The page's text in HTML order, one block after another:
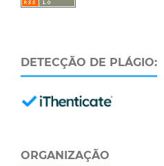
DETECÇÃO DE PLÁGIO:
ORGANIZAÇÃO